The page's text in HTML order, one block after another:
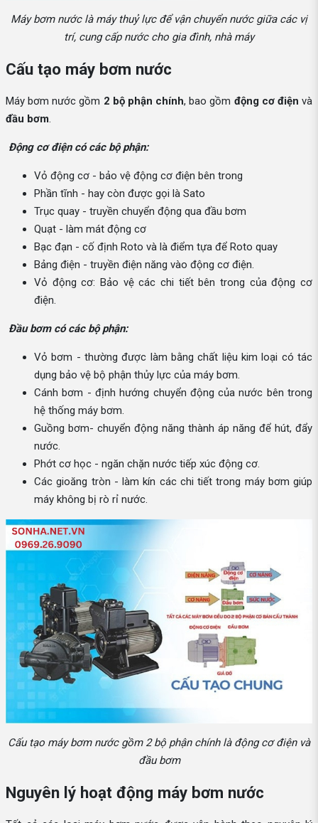
Máy bơm nước là máy thuỷ lực để vận chuyển nước giữa các vị
trí, cung cấp nước cho gia đình, nhà máy
Cấu tạo máy bơm nước
Máy bơm nước gồm 2 bộ phận chính, bao gồm động cơ điện và
đầu bơm
Động cơ điện có các bộ phận:
Vỏ động cơ - bảo vệ động cơ điện bên trong
Phần tĩnh - hay còn được gọi là Sato
Trục quay - truyền chuyển động qua đầu bơm
Quạt - làm mát động cơ
Bạc đạn - cố định Roto và là điểm tựa để Roto quay
Bảng điện - truyền điện năng vào động cơ điện.
Vỏ động cơ: Bảo vệ các chi tiết bên trong của động cơ
điện.
Đầu bơm có các bộ phận:
Vỏ bơm - thường được làm bằng chất liệu kim loại có tác
dụng bảo vệ bộ phận thủy lực của máy bơm.
Cánh bơm - định hướng chuyển động của nước bên trong
hệ thống máy bơm.
Guồng bơm- chuyển động năng thành áp năng để hút, đẩy
nước.
Phớt cơ học - ngăn chặn nước tiếp xúc động cơ.
Các gioăng tròn - làm kín các chi tiết trong máy bơm giúp
máy không bị rò rỉ nước.
Cấu tạo máy bơm nước gồm 2 bộ phận chính là động cơ điện và
đầu bơm
Nguyên lý hoạt động máy bơm nước